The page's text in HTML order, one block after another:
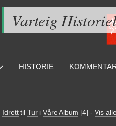
Varteig
HISTORIE
Idrett til Tur i Våre Album [4] - Vis alle